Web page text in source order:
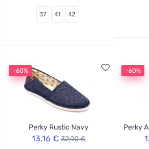
37 41 42
-60%
Perky Rustic Navy
13,16 € 32,90 €
-60%
Perky